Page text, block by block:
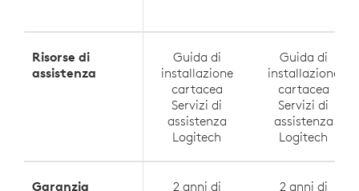
Risorse di
assistenza
Guida di
installazione
cartacea
Servizi di
assistenza
Logitech
Guida di
installazione
cartacea
Servizi di
assistenza
Logitech
Garanzia
2 anni di
2 anni di